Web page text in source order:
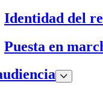
Identidad del
Puesta en